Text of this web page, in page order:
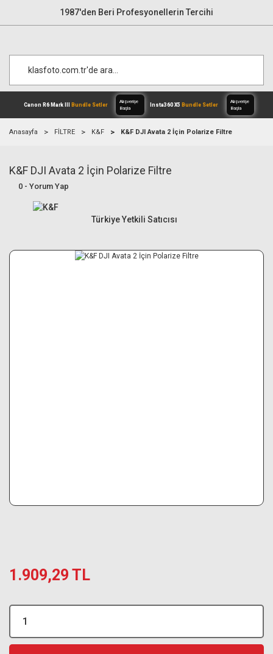
1987'den Beri Profesyonellerin Tercihi
Canon R6 Mark IIIBundle Setler
Anasayfa FİLTRE K&F K&F DJI Avata 2 İçin Polarize Filtre
K&F DJI Avata 2 İçin Polarize Filtre
0 - Yorum Yap
Türkiye Yetkili Satıcısı
1.909,29 TL